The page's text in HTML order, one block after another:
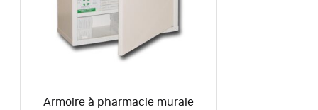
Armoire à pharmacie murale